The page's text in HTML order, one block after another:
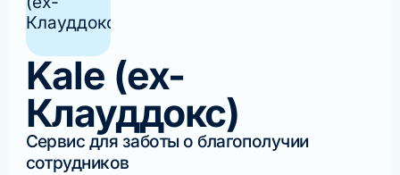
Kale (ex-
Клауддокс)
Сервис для заботы о благополучии
сотрудников